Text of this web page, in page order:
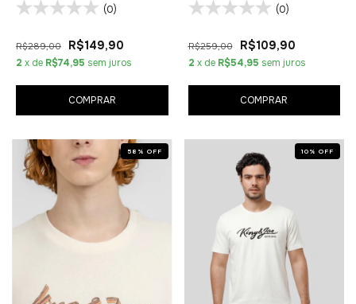
(0)
R$289,00 R$149,90
2 x de R$74,95 sem juros
COMPRAR
(0)
R$259,00 R$109,90
2 x de R$54,95 sem juros
COMPRAR
58 % OFF 10 % OFF